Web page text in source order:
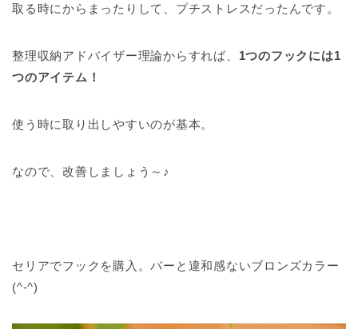
取る時にからまったりして、プチストレスだったんです。
整理収納アドバイザー理論からすれば、 1つのフックには1
つのアイテム！
使う時に取り出しやすいのが基本。
なので、改善しましょう～♪
セリアでフックを購入。バーと違和感ないブロンズカラー
(^-^)